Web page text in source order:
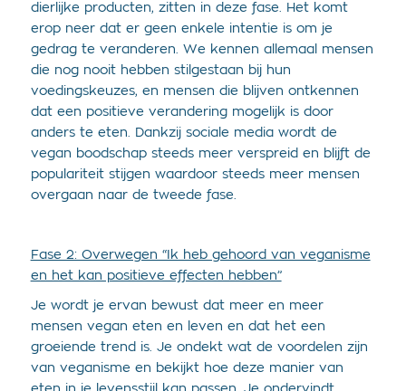
dierlijke producten, zitten in deze fase. Het komt
erop neer dat er geen enkele intentie is om je
gedrag te veranderen. We kennen allemaal mensen
die nog nooit hebben stilgestaan bij hun
voedingskeuzes, en mensen die blijven ontkennen
dat een positieve verandering mogelijk is door
anders te eten. Dankzij sociale media wordt de
vegan boodschap steeds meer verspreid en blijft de
populariteit stijgen waardoor steeds meer mensen
overgaan naar de tweede fase.
Fase 2: Overwegen “Ik heb gehoord van veganisme
en het kan positieve effecten hebben”
Je wordt je ervan bewust dat meer en meer
mensen vegan eten en leven en dat het een
groeiende trend is. Je ondekt wat de voordelen zijn
van veganisme en bekijkt hoe deze manier van